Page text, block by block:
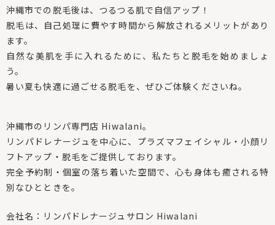
沖縄市での脱毛後は、つるつる肌で自信アップ！
脱毛は、自己処理に費やす時間から解放されるメリットがあり
ます。
自然な美肌を手に入れるために、私たちと脱毛を始めましょ
う。
暑い夏も快適に過ごせる脱毛を、ぜひご体験くださいね。
沖縄市のリンパ専門店 Hiwalani。
リンパドレナージュを中心に、プラズマフェイシャル・小顔リ
フトアップ・脱毛をご提供しております。
完全予約制・個室の落ち着いた空間で、心も身体も癒される特
別なひとときを。
会社名：リンパドレナージュサロン Hiwalani